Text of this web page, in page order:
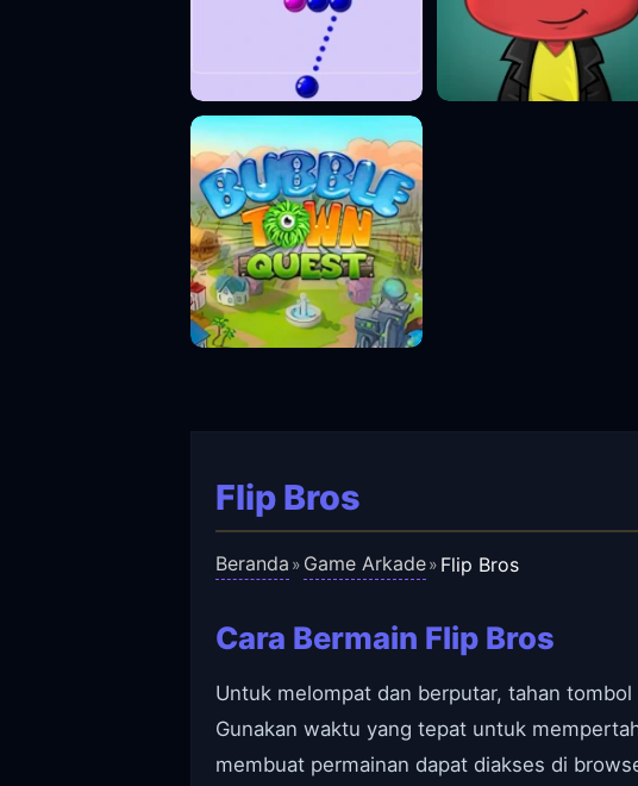
Flip Bros
Beranda » Game Arkade» Flip Bros
Cara Bermain Flip Bros
Untuk melompat dan berputar, tahan
Gunakan waktu yang tepat untuk
membuat permainan dapat diakses di